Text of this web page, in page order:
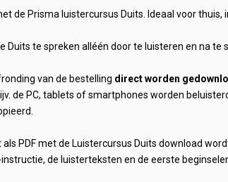
de Prisma luistercursus Duits. Ideaal voor thuis,
Duits te spreken alléén door te luisteren en na te
van de bestelling direct worden
de PC, tablets of smartphones worden
als PDF met de Luistercursus Duits download
de luisterteksten en de eerste